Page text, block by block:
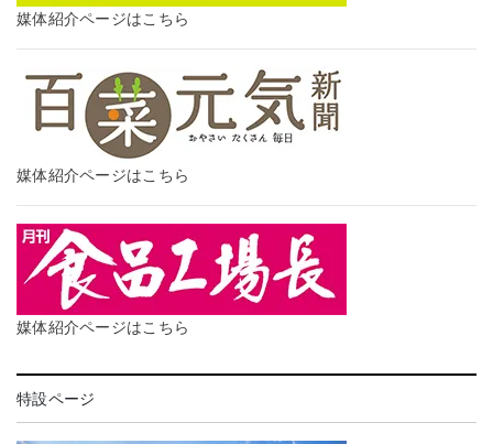
媒体紹介ページはこちら
媒体紹介ページはこちら
媒体紹介ページはこちら
特設ページ